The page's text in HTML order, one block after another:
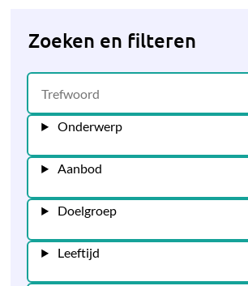
Zoeken en filteren
Onderwerp
Aanbod
Doelgroep
Leeftijd